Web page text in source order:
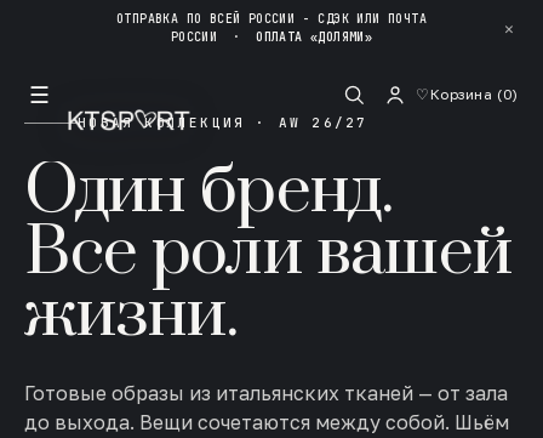
ОТПРАВКА ПО ВСЕЙ РОССИИ - СДЭК ИЛИ ПОЧТА
РОССИИ ·ОПЛАТА «ДОЛЯМИ» ✕
☰ ♡Корзина (0)
НОВАЯ КОЛЛЕКЦИЯ · AW 26/27
Один бренд.
Все роли вашей
жизни.
Готовые образы из итальянских тканей — от зала
до выхода. Вещи сочетаются между собой. Шьём